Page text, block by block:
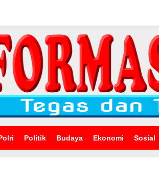
Politik Budaya Ekonomi Sosial